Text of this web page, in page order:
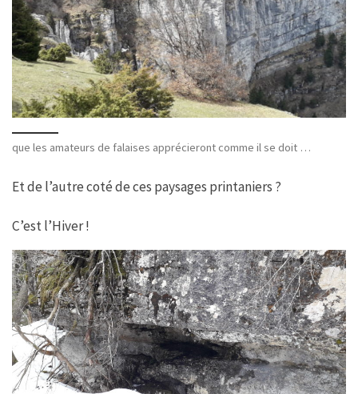
que les amateurs de falaises apprécieront comme il se doit …
Et de l’autre coté de ces paysages printaniers ?
C’est l’Hiver !